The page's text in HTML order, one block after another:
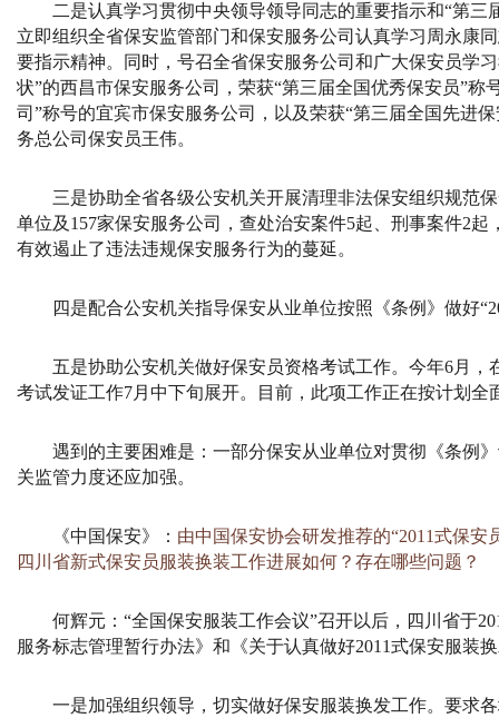
二是认真学习贯彻中央领导领导同志的重要指示和“第
立即组织全省保安监管部门和保安服务公司认真学习周永康
要指示精神。同时，号召全省保安服务公司和广大保安员学
状”的西昌市保安服务公司，荣获“第三届全国优秀保安员”
司”称号的宜宾市保安服务公司，以及荣获“第三届全国先进
务总公司保安员王伟。
三是协助全省各级公安机关开展清理非法保安组织规范
单位及 157家保安服务公司，查处治安案件5起、刑事案件2起
有效遏止了违法违规保安服务行为的蔓延。
四是配合公安机关指导保安从业单位按照《条例》做好“
五是协助公安机关做好保安员资格考试工作。今年6月，
考试发证工作7月中下旬展开。目前，此项工作正在按计划全
遇到的主要困难是：一部分保安从业单位对贯彻《条例
关监管力度还应加强。
《中国保安》： 由中国保安协会研发推荐的“2011式保
四川省新式保安员服装换装工作进展如何？存在哪些问题？
何辉元： “全国保安服装工作会议”召开以后，四川省于
服务标志管理暂行办法》和《关于认真做好2011式保安服装
一是加强组织领导，切实做好保安服装换发工作。要求